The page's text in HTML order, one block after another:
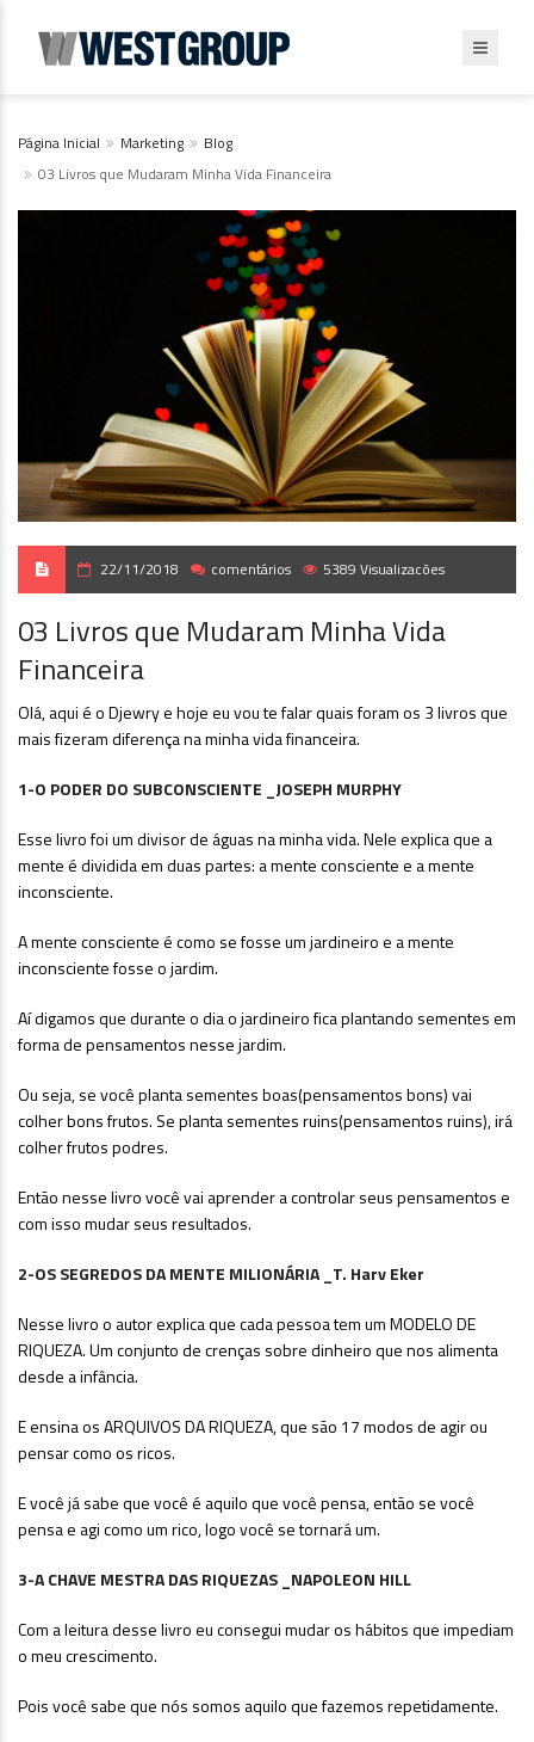
Página Inicial Marketing
Blog
03 Livros que Mudaram Minha Vida Financeira
22/11/2018 comentários 5389 Visualizacões
03 Livros que Mudaram Minha Vida
Financeira
Olá, aqui é o Djewry e hoje eu vou te falar quais foram os 3 livros que
mais fizeram diferença na minha vida financeira.
1-O PODER DO SUBCONSCIENTE _JOSEPH MURPHY
Esse livro foi um divisor de águas na minha vida. Nele explica que a
mente é dividida em duas partes: a mente consciente e a mente
inconsciente.
A mente consciente é como se fosse um jardineiro e a mente
inconsciente fosse o jardim.
Aí digamos que durante o dia o jardineiro fica plantando sementes em
forma de pensamentos nesse jardim.
Ou seja, se você planta sementes boas(pensamentos bons) vai
colher bons frutos. Se planta sementes ruins(pensamentos ruins), irá
colher frutos podres.
Então nesse livro você vai aprender a controlar seus pensamentos e
com isso mudar seus resultados.
2-OS SEGREDOS DA MENTE MILIONÁRIA _T. Harv Eker
Nesse livro o autor explica que cada pessoa tem um MODELO DE
RIQUEZA. Um conjunto de crenças sobre dinheiro que nos alimenta
desde a infância.
E ensina os ARQUIVOS DA RIQUEZA, que são 17 modos de agir ou
pensar como os ricos.
E você já sabe que você é aquilo que você pensa, então se você
pensa e agi como um rico, logo você se tornará um.
3-A CHAVE MESTRA DAS RIQUEZAS _NAPOLEON HILL
Com a leitura desse livro eu consegui mudar os hábitos que impediam
o meu crescimento.
Pois você sabe que nós somos aquilo que fazemos repetidamente.